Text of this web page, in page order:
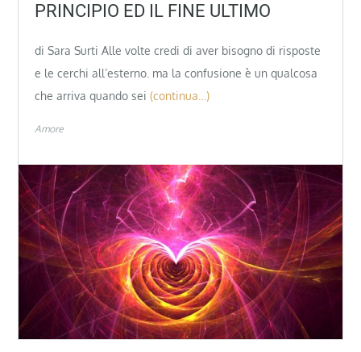
PRINCIPIO ED IL FINE ULTIMO
di Sara Surti Alle volte credi di aver bisogno di risposte
e le cerchi all’esterno. ma la confusione è un qualcosa
che arriva quando sei (continua…)
Amore